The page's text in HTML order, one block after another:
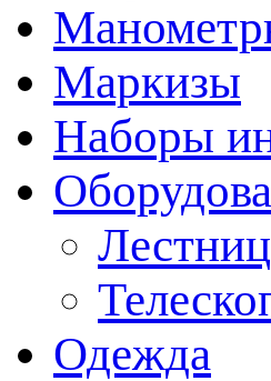
Маркизы
Наборы
Одежда